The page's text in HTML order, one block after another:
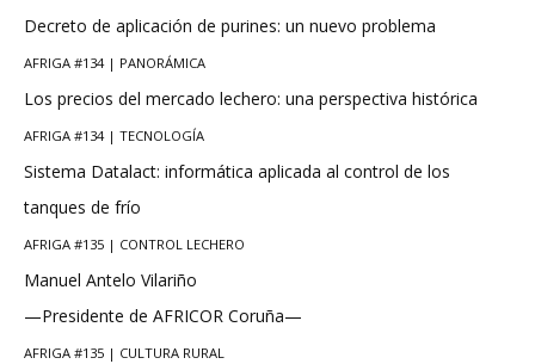
Decreto de aplicación de purines: un nuevo problema
AFRIGA #134 | PANORÁMICA
Los precios del mercado lechero: una perspectiva histórica
AFRIGA #134 | TECNOLOGÍA
Sistema Datalact: informática aplicada al control de los
tanques de frío
AFRIGA #135 | CONTROL LECHERO
Manuel Antelo Vilariño
—Presidente de AFRICOR Coruña—
AFRIGA #135 | CULTURA RURAL